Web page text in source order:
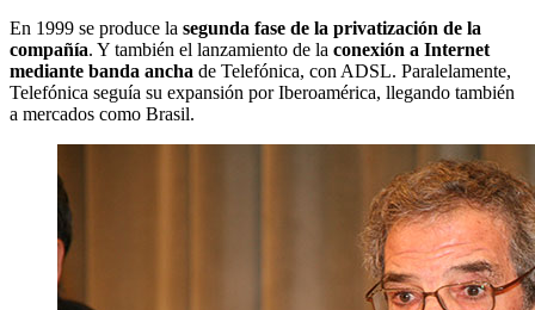
En 1999 se produce la segunda fase de la privatización de la
compañía. Y también el lanzamiento de la conexión a Internet
mediante banda ancha de Telefónica, con ADSL. Paralelamente,
Telefónica seguía su expansión por Iberoamérica, llegando también
a mercados como Brasil.